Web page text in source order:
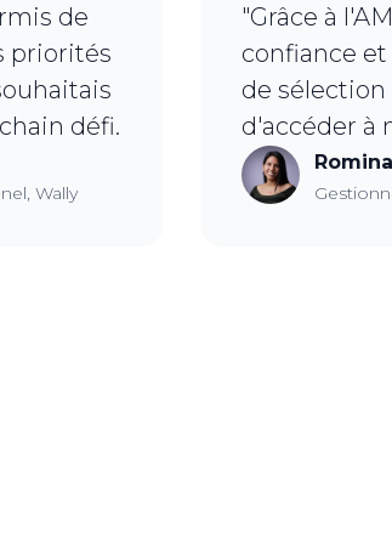
de
priorités
défi.
Wally
"Grâce à
confiance et
de
d'accéder à